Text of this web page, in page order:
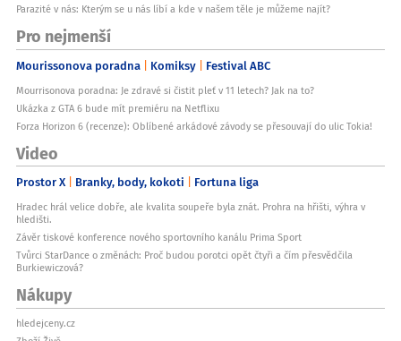
Parazité v nás: Kterým se u nás líbí a kde v našem těle je můžeme najít?
Pro nejmenší
Mourissonova poradna Komiksy Festival ABC
Mourrisonova poradna: Je zdravé si čistit pleť v 11 letech? Jak na to?
Ukázka z GTA 6 bude mít premiéru na Netflixu
Forza Horizon 6 (recenze): Oblíbené arkádové závody se přesouvají do ulic Tokia!
Video
Prostor X Branky, body, kokoti Fortuna liga
Hradec hrál velice dobře, ale kvalita soupeře byla znát. Prohra na hřišti, výhra v
hledišti.
Závěr tiskové konference nového sportovního kanálu Prima Sport
Tvůrci StarDance o změnách: Proč budou porotci opět čtyři a čím přesvědčila
Burkiewiczová?
Nákupy
hledejceny.cz